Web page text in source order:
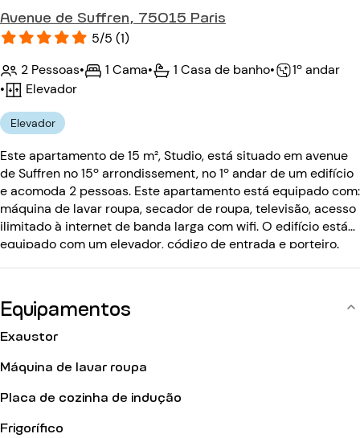
Avenue de Suffren, 75015 Paris
5/5 (1)
2 Pessoas• 1 Cama• 1 Casa de banho•
1º andar
•
Elevador
Elevador
Este apartamento de 15 m², Studio, está situado em avenue
de Suffren no 15º arrondissement, no 1º andar de um edifício
e acomoda 2 pessoas. Este apartamento está equipado com:
máquina de lavar roupa, secador de roupa, televisão, acesso
ilimitado à internet de banda larga com wifi. O edifício está
equipado com um elevador, código de entrada e porteiro.
Equipamentos
Exaustor
Máquina de lavar roupa
Placa de cozinha de indução
Frigorífico